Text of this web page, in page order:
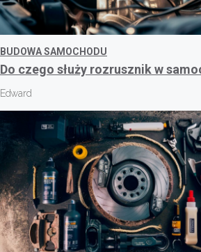
BUDOWA SAMOCHODU
Do czego służy rozrusznik w
Edward